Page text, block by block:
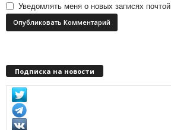
Уведомлять меня о новых записях почтой.
Подписка на новости